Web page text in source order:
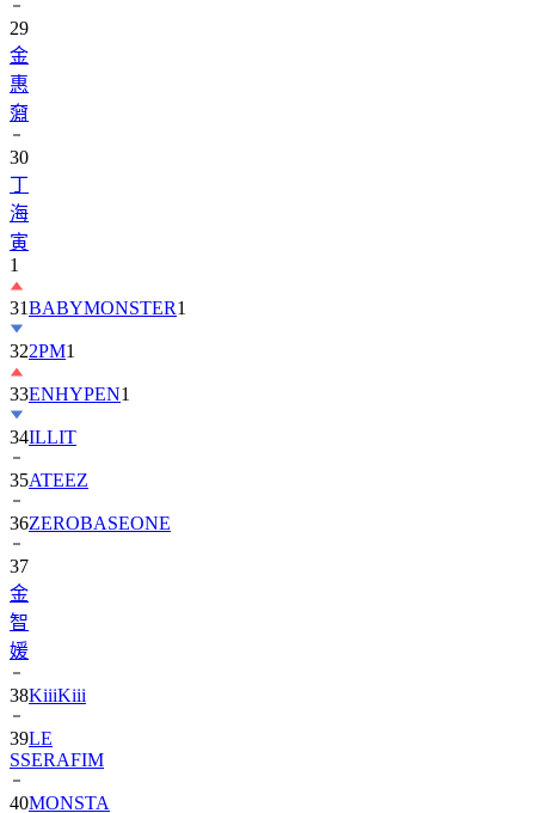
金
惠
奫
30
丁
海
寅
1
31
322PM1
33ENHYPEN
34ILLIT
35ATEEZ
36ZEROBASEONE
37
金
智
媛
38
39LE
SSERAFIM
40MONSTA
X